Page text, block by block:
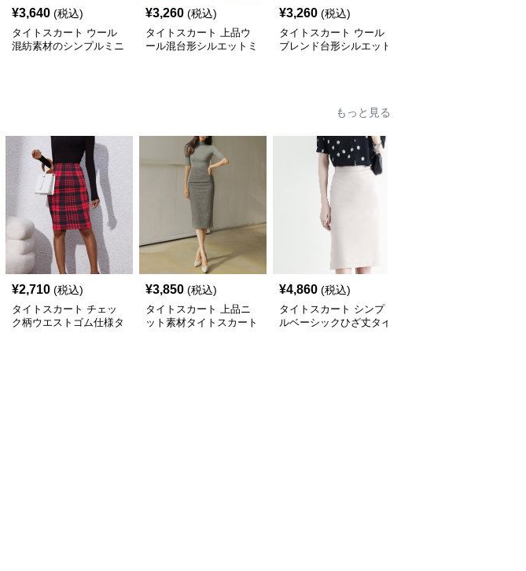
¥3,640 (税込)
タイトスカート ウール
混紡素材のシンプルミニ
¥3,260 (税込)
タイトスカート 上品ウ
ール混台形シルエットミ
¥3,260 (税込)
タイトスカート ウール
ブレンド台形シルエット
もっと見る
¥2,710 (税込)
タイトスカート チェッ
ク柄ウエストゴム仕様タ
¥3,850 (税込)
タイトスカート 上品ニ
ット素材タイトスカート
¥4,860 (税込)
タイトスカート シンプ
ルベーシックひざ丈タイ